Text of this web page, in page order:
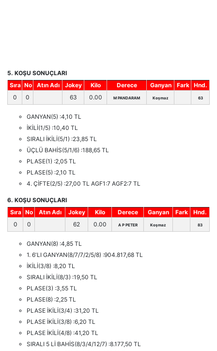
5. KOŞU SONUÇLARI
Sıra No Atın Adı Jokey Kilo Derece Ganyan Fark
Hnd.
0
0 63 0.00 M PANDARAM Koşmaz 63
GANYAN(5) :4,10 TL
İKİLİ(1/5) :10,40 TL
SIRALI İKİLİ(5/1) :23,85 TL
ÜÇLÜ BAHİS(5/1/6) :188,65 TL
PLASE(1) :2,05 TL
PLASE(5) :2,10 TL
4. ÇİFTE(2/5) :27,00 TL AGF1:7 AGF2:7 TL
6. KOŞU SONUÇLARI
Sıra No Atın Adı Jokey Kilo Derece Ganyan Fark
Hnd.
0
0 62 0.00 A P PETER Koşmaz 83
GANYAN(8) :4,85 TL
1. 6'LI GANYAN(8/7/7/2/5/8) :904.817,68 TL
İKİLİ(3/8) :8,20 TL
SIRALI İKİLİ(8/3) :19,50 TL
PLASE(3) :3,55 TL
PLASE(8) :2,25 TL
PLASE İKİLİ(3/4) :31,20 TL
PLASE İKİLİ(3/8) :6,20 TL
PLASE İKİLİ(4/8) :41,20 TL
SIRALI 5 Lİ BAHİS(8/3/4/12/7) :8.177,50 TL